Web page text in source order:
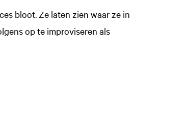
bloot. Ze laten zien waar ze in
op te improviseren als